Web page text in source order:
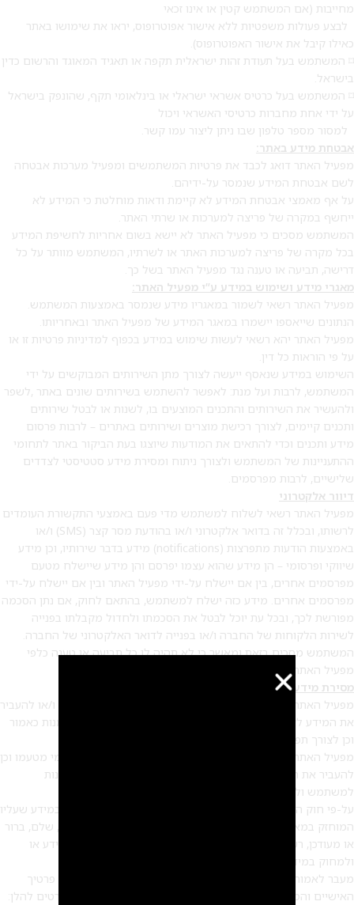
מחייבות (אם המשתמש קטין או אינו זכאי
לבצע פעולות משפטיות ללא אישור אפוטרופוס, יראו את שימושו באתר
כאילו קיבל את אישור האפוטרופוס).
⌑ המשתמש בעל תעודת זהות ישראלית תקפה או תאגיד המאוגד והרשום כדין
בישראל.
⌑ המשתמש בעל כרטיס אשראי ישראלי או בינלאומי תקף, שהונפק בישראל
על ידי אחת מחברות כרטיסי האשראי ויכול
למסור מספר טלפון שבו ניתן ליצור עמו קשר.
אבטחת מידע באתר
מפעיל האתר דואג לכבד את פרטיות המשתמשים ומפעיל מערכות אבטחה
לשם אבטחת המידע שנמסר על-ידיהם.
על אף מאמצי אבטחת המידע לא קיימת ודאות מוחלטת כי המידע לא
ייחשף במקרה של פריצה למערכות או שרתי האתר.
המשתמש מסכים כי מפעיל האתר לא יישא בשום אחריות לחשיפת המידע
בכל מקרה של פריצה למערכות האתר או לשרתיו, המשתמש מוותר על כל
דרישה, תביעה או טענה נגד מפעיל האתר בשל כך.
מאגרי מידע ושימוש במידע ע”י מפעיל האתר
מפעיל האתר רשאי לשמור במאגריו מידע שנמסר באמצעות המשתמש.
הנתונים שייאספו יישמרו במאגר המידע של מפעיל האתר ובאחריותו.
מפעיל האתר יהא רשאי לעשות שימוש במידע בכפוף למדיניות פרטיות זו או
על פי הוראות כל דין.
השימוש במידע שנאסף ייעשה לצורך מתן השירותים המבוקשים על ידי
המשתמש, לרבות ועל מנת: לאפשר להשתמש בשירותים שונים באתר ,לשפר
ולהעשיר את השירותים והתכנים המוצעים בו, לשנות או לבטל שירותים
ותכנים קיימים, לצורך רכישת מוצרים ושירותים באתרים – לרבות פרסום
מידע ותכנים וכדי להתאים את המודעות שיוצגו בעת הביקור באתר לתחומי
ההתעניינות של המשתמש ולצורך ניתוח ומסירת מידע סטטיסטי לצדדים
שלישיים, לרבות מפרסמים.
דיוור אלקטרוני
מפעיל האתר רשאי לשלוח למשתמש מדי פעם באמצעי התקשורת העומדים
לרשותו, ובכלל זה בדואר אלקטרוני ו/או בהודעת מסר קצר (SMS) ו/או
באמצעות הודעות מתפרצות (notifications) מידע בדבר שירותיו, וכן מידע
שיווקי ופרסומי – הן מידע שהוא עצמו יפרסם והן מידע שיישלח מטעם
מפרסמים אחרים, בין אם יישלח על-ידי מפעיל האתר ובין אם יישלח על-ידי
מפרסמים אחרים. מידע כזה ישלח למשתמש, בהתאם לחוק, אם נתן הסכמה
מפורשת לכך, ובכל עת יוכל לבטל את הסכמתו ולחדול מקבלתו בפנייה
לשירות הלקוחות של החברה ו/או בפנייה לדואר האלקטרוני של החברה.
המשתמש מסכים בזאת ומאשר כי לא תהיה לו כל תביעה או טענה כלפי
מפעיל האתר בגין שימוש בפרטיו בהתאם לאמור לעיל.
מסירת מידע לצד ג
מפעיל האתר יהא רשאי להתיר את הגישה למידע במאגרי המידע ו/או להעביר
את המידע לצד שלישי כלשהו בהתאם לסוג השירותים ו/או ההזמנות כאמור
וכן לצורך תפעול, פיתוח ושיפור האתר והשירותים בו.
מפעיל האתר יהא רשאי לפנות למשתמש בעצמו ו/או באמצעות מי מטעמו וכן
להעביר את המידע לצדדים שלישיים כלשהם על מנת שיוכלו לפנות
למשתמש ולהציע לו שירותים ו/או מוצרים נוספים כאמור.
על-פי חוק הגנת הפרטיות, התשמ”א – 1981, כל אדם זכאי לעיין במידע שעליו
המוחזק במאגר מידע. אדם שעיין במידע שעליו ומצא כי אינו נכון, שלם, ברור
או מעודכן, רשאי לפנות לבעל מאגר המידע בבקשה לתקן את המידע או
ולמחוק במידת הצורך.
מעבר לאמור לעיל, מפעיל האתר לא יעביר לצדדים שלישיים את פרטיך
האישיים והמידע שנאסף על פעילותך באתר אלא במקרים המפורטים להלן: